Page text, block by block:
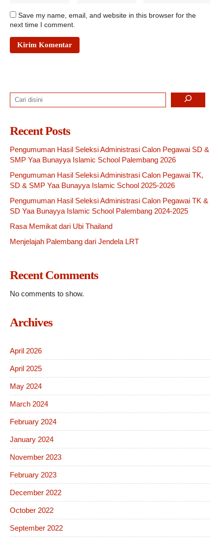
Save my name, email, and website in this browser for the
next time I comment.
Search
Recent Posts
Pengumuman Hasil Seleksi Administrasi Calon Pegawai SD &
SMP Yaa Bunayya Islamic School Palembang 2026
Pengumuman Hasil Seleksi Administrasi Calon Pegawai TK,
SD & SMP Yaa Bunayya Islamic School 2025-2026
Pengumuman Hasil Seleksi Administrasi Calon Pegawai TK &
SD Yaa Bunayya Islamic School Palembang 2024-2025
Rasa Memikat dari Ubi Thailand
Menjelajah Palembang dari Jendela LRT
Recent Comments
No comments to show.
Archives
April 2026
April 2025
May 2024
March 2024
February 2024
January 2024
November 2023
February 2023
December 2022
October 2022
September 2022